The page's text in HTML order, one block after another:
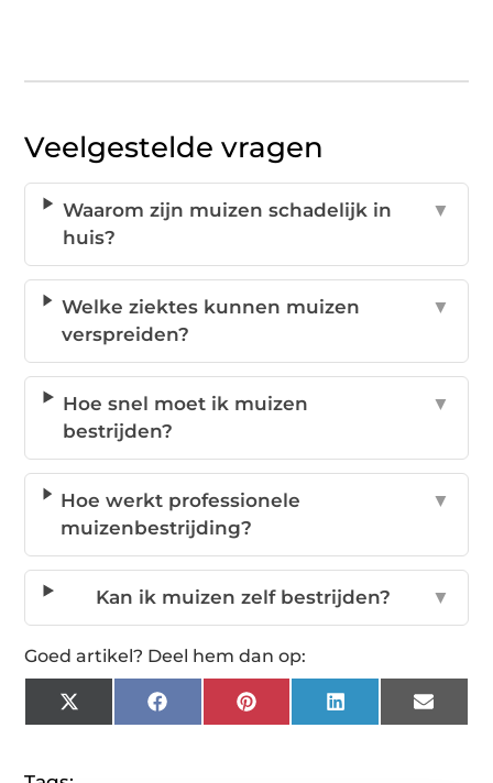
Veelgestelde vragen
Waarom zijn muizen schadelijk in
huis?
▼
Welke ziektes kunnen muizen
verspreiden?
▼
Hoe snel moet ik muizen
bestrijden?
▼
Hoe werkt professionele
muizenbestrijding?
▼
Kan ik muizen zelf bestrijden? ▼
Goed artikel? Deel hem dan op:
X
(Twitter)
FacebookPinterestLinkedInEmail